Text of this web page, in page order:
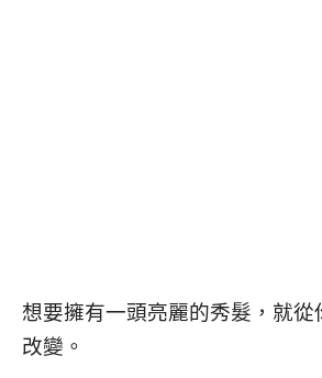
想要擁有一頭亮麗的秀髮，就從
改變。